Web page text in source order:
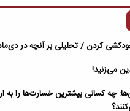
کردن / تحلیلی بر آنچه در دی‌ماه ۱۴۰۴
می‌زنید!
چه کسانی بیشترین خسارت‌ها را به